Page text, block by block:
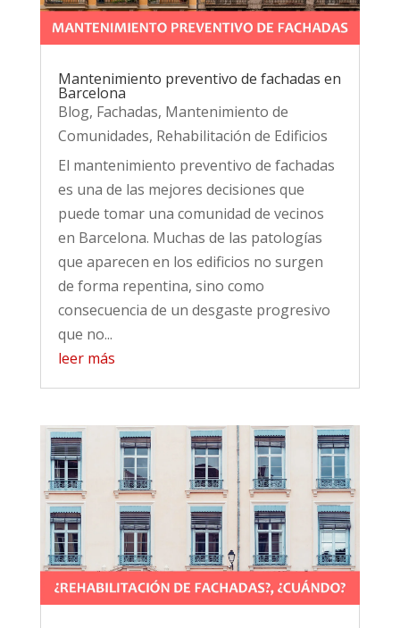
Mantenimiento preventivo de fachadas en
Barcelona
Blog, Fachadas, Mantenimiento de
Comunidades, Rehabilitación de Edificios
El mantenimiento preventivo de fachadas
es una de las mejores decisiones que
puede tomar una comunidad de vecinos
en Barcelona. Muchas de las patologías
que aparecen en los edificios no surgen
de forma repentina, sino como
consecuencia de un desgaste progresivo
que no...
leer más